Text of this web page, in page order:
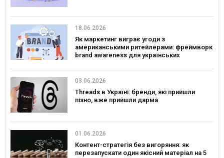
18.06.2026
Як маркетинг виграє угоди з
американськими ритейлерами: фреймворк
brand awareness для українських
03.06.2026
Threads в Україні: бренди, які прийшли
пізно, вже прийшли дарма
01.06.2026
Контент-стратегія без вигоряння: як
перезапускати один якісний матеріал на 5